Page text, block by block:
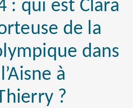
: qui est Clara
de la
dans
à
?